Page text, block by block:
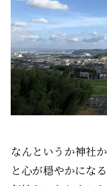
なんというか神社
と心が穏やかにな